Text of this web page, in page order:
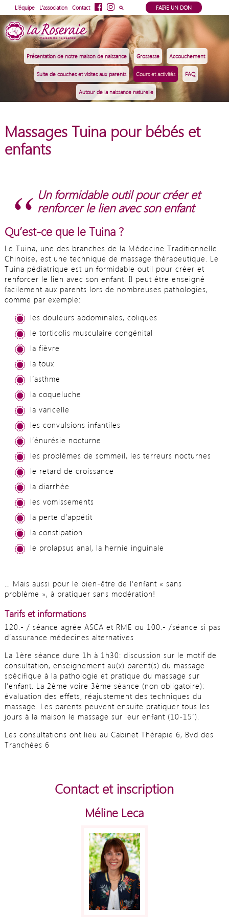
L’équipe L’association Contact ⚲ FAIRE UN DON
Présentation de notre maison de naissance Grossesse Accouchement
Suite de couches et visites aux parents Cours et activités FAQ
Autour de la naissance naturelle
Massages Tuina pour bébés et
enfants
Un formidable outil pour créer et
renforcer le lien avec son enfant
Qu’est-ce que le Tuina ?
Le Tuina, une des branches de la Médecine Traditionnelle
Chinoise, est une technique de massage thérapeutique. Le
Tuina pédiatrique est un formidable outil pour créer et
renforcer le lien avec son enfant. Il peut être enseigné
facilement aux parents lors de nombreuses pathologies,
comme par exemple:
les douleurs abdominales, coliques
le torticolis musculaire congénital
la fièvre
la toux
l’asthme
la coqueluche
la varicelle
les convulsions infantiles
l’énurésie nocturne
les problèmes de sommeil, les terreurs nocturnes
le retard de croissance
la diarrhée
les vomissements
la perte d’appétit
la constipation
le prolapsus anal, la hernie inguinale
… Mais aussi pour le bien-être de l’enfant « sans
problème », à pratiquer sans modération!
Tarifs et informations
120.- / séance agrée ASCA et RME ou 100.- /séance si pas
d’assurance médecines alternatives
La 1ère séance dure 1h à 1h30: discussion sur le motif de
consultation, enseignement au(x) parent(s) du massage
spécifique à la pathologie et pratique du massage sur
l’enfant. La 2ème voire 3ème séance (non obligatoire):
évaluation des effets, réajustement des techniques du
massage. Les parents peuvent ensuite pratiquer tous les
jours à la maison le massage sur leur enfant (10-15′).
Les consultations ont lieu au Cabinet Thérapie 6, Bvd des
Tranchées 6
Contact et inscription
Méline Leca